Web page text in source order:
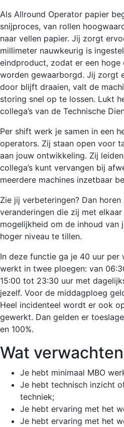
Als Allround Operator papier
snijproces, van rollen
naar vellen papier. Jij zorgt
millimeter nauwkeurig is
eindproduct, zodat er een
worden gewaarborgd. Jij zorgt
door blijft draaien, valt de
storing snel op te lossen. Lukt
collega’s van de Technische
Per shift werk je samen in een
operators. Zij staan open voor
aan jouw ontwikkeling. Zij
collega’s kunt vervangen bij
meerdere machines inzetbaar
Zie jij verbeteringen? Dan
veranderingen die zij met
mogelijkheid om de inhoud van
hoger niveau te tillen.
In deze functie ga je 40 uur per
werkt in twee ploegen: van
15:00 tot 23:30 uur met
jezelf. Voor de middagploeg
Heel incidenteel wordt er ook
gewerkt. Dan gelden er
en 100%.
Wat
Je hebt minimaal MBO
Je hebt technisch inzicht
techniek;
Je hebt ervaring met het
Je hebt ervaring met het